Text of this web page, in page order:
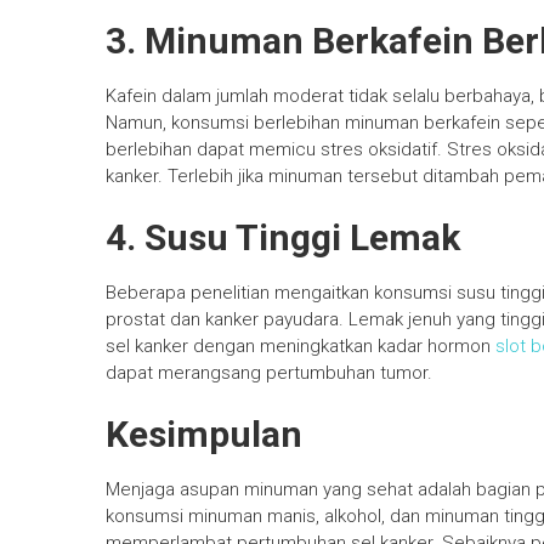
3. Minuman Berkafein
Kafein dalam jumlah moderat tidak selalu
Namun, konsumsi berlebihan minuman berkafein
berlebihan dapat memicu stres oksidatif. Stres
kanker. Terlebih jika minuman tersebut ditambah
4. Susu Tinggi Lemak
Beberapa penelitian mengaitkan konsumsi susu
prostat dan kanker payudara. Lemak jenuh yang
sel kanker dengan meningkatkan kadar hormon slot
dapat merangsang pertumbuhan tumor.
Kesimpulan
Menjaga asupan minuman yang sehat adalah
konsumsi minuman manis, alkohol, dan minuman